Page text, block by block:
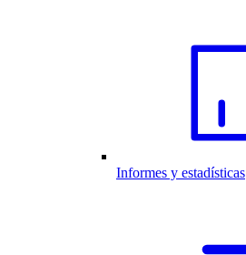
Informes y estadísticas